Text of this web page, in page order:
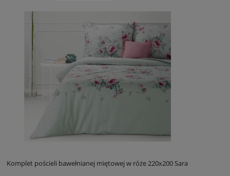
Komplet pościeli bawełnianej miętowej w róże 220x200 Sara